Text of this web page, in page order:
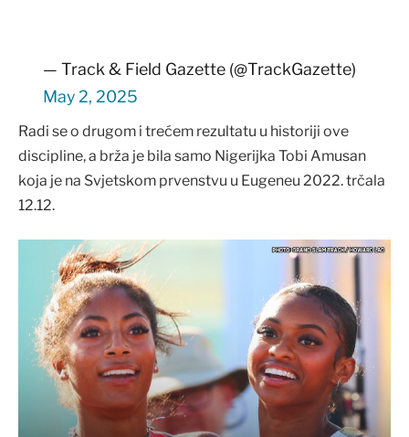
— Track & Field Gazette (@TrackGazette)
May 2, 2025
Radi se o drugom i trećem rezultatu u historiji ove
discipline, a brža je bila samo Nigerijka Tobi Amusan
koja je na Svjetskom prvenstvu u Eugeneu 2022. trčala
12.12.